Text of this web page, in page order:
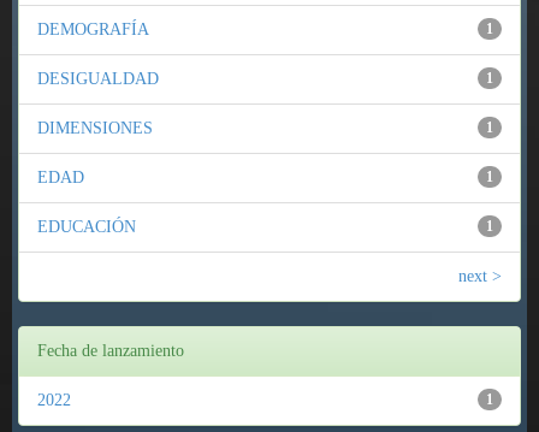
1
DEMOGRAFÍA
1
DESIGUALDAD
1
DIMENSIONES
1
EDAD
1
EDUCACIÓN
next >
Fecha de lanzamiento
1
2022